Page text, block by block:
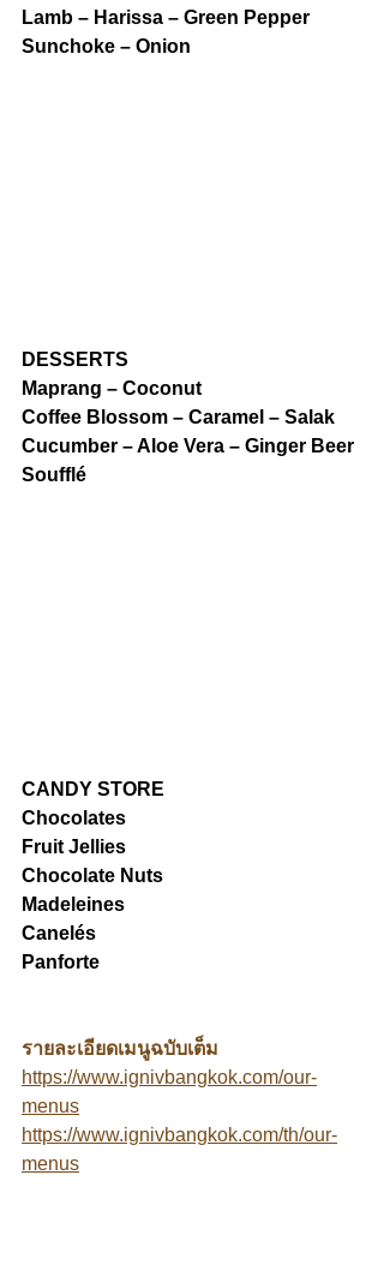
Lamb – Harissa – Green Pepper
Sunchoke – Onion
DESSERTS
Maprang – Coconut
Coffee Blossom – Caramel – Salak
Cucumber – Aloe Vera – Ginger Beer
Soufflé
CANDY STORE
Chocolates
Fruit Jellies
Chocolate Nuts
Madeleines
Canelés
Panforte
รายละเอียดเมนูฉบับเต็ม
https://www.ignivbangkok.com/our-
menus
https://www.ignivbangkok.com/th/our-
menus